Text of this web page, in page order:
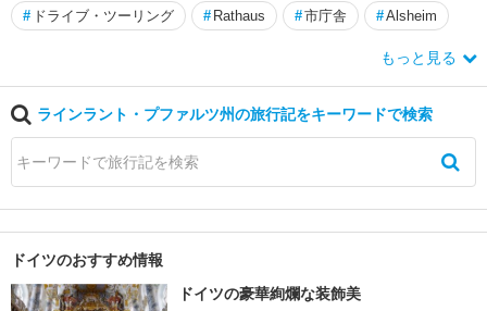
ハ
ー
ン
イ
州
# ドライブ・ツーリング # Rathaus #市庁舎 #Alsheim
もっと見る
ラインラント・プファルツ州の旅行記をキーワードで検索
ドイツのおすすめ情報
ドイツの豪華絢爛な装飾美